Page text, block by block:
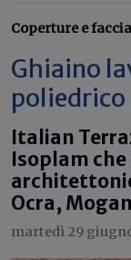
Coperture e
Ghiaino
poliedrico
Italian
Isoplam
Ocra,
martedì 29